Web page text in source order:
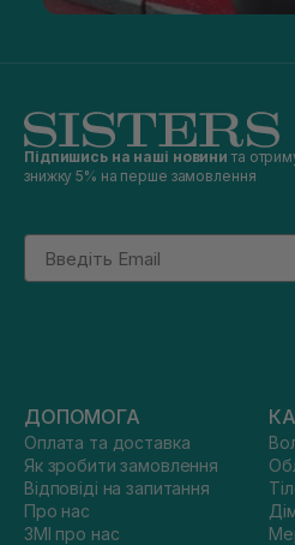
Підпишись на наші новини та
знижку 5% на перше замовлення
Email
ДОПОМОГА
Оплата та доставка
Як зробити замовлення
Відповіді на запитання
Про нас
ЗМІ про нас